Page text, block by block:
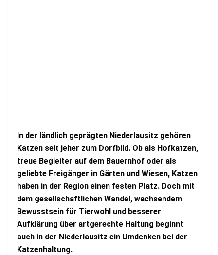
In der ländlich geprägten Niederlausitz gehören
Katzen seit jeher zum Dorfbild. Ob als Hofkatzen,
treue Begleiter auf dem Bauernhof oder als
geliebte Freigänger in Gärten und Wiesen, Katzen
haben in der Region einen festen Platz. Doch mit
dem gesellschaftlichen Wandel, wachsendem
Bewusstsein für Tierwohl und besserer
Aufklärung über artgerechte Haltung beginnt
auch in der Niederlausitz ein Umdenken bei der
Katzenhaltung.